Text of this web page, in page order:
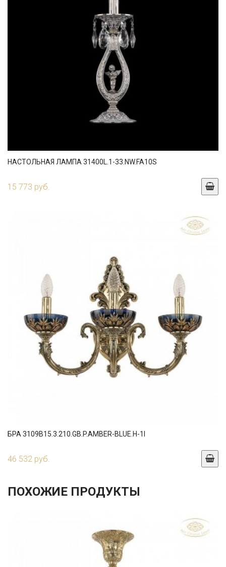
НАСТОЛЬНАЯ ЛАМПА 31400L.1-33.NW.FA10S
15 773 руб.
БРА 3109B15.3.210.GB.P.AMBER-BLUE.H-1I
46 532 руб.
ПОХОЖИЕ ПРОДУКТЫ